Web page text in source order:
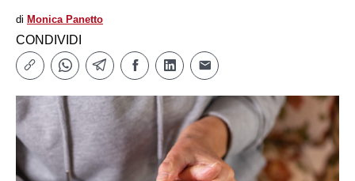
di Monica Panetto
CONDIVIDI